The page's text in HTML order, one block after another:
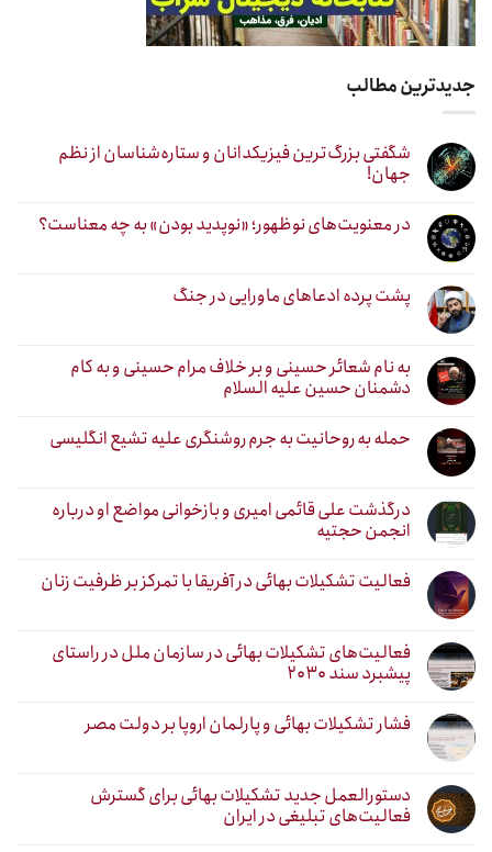
جدیدترین مطالب
شگفتی بزرگ‌ترین فیزیکدانان و ستاره‌شناسان از نظم
جهان!
در معنویت‌های نوظهور؛ «نوپدید بودن» به چه معناست؟
پشت پرده ادعاهای ماورایی در جنگ
به نام شعائر حسینی و بر خلاف مرام حسینی و به کام
دشمنان حسین علیه السلام
حمله به روحانیت به جرم روشنگری علیه تشیع انگلیسی
درگذشت علی قائمی امیری و بازخوانی مواضع او درباره
انجمن حجتیه
فعالیت تشکیلات بهائی در آفریقا با تمرکز بر ظرفیت زنان
فعالیت‌های تشکیلات بهائی در سازمان ملل در راستای
پیشبرد سند ۲۰۳۰
فشار تشکیلات بهائی و پارلمان اروپا بر دولت مصر
دستورالعمل جدید تشکیلات بهائی برای گسترش
فعالیت‌های تبلیغی در ایران